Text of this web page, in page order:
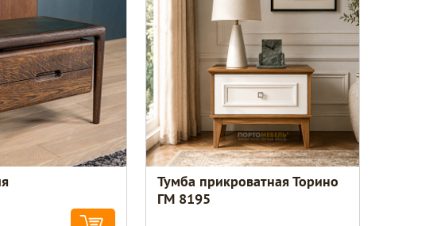
Тумба прикроватная Торино
ГМ 8195